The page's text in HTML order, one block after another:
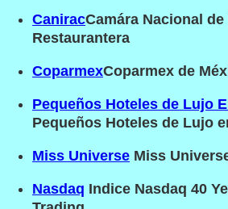
CaniracCamára Nacional
Restaurantera
CoparmexCoparmex de
Pequeños Hoteles de Lujo
Pequeños Hoteles de Lujo
Miss Universe Miss
Nasdaq Indice Nasdaq 40